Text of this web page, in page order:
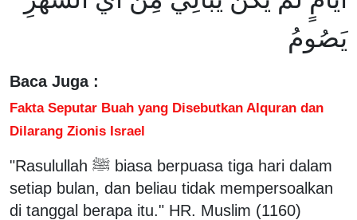
يَصُومُ
Baca Juga :
Fakta Seputar Buah yang Disebutkan Alquran dan
Dilarang Zionis Israel
"Rasulullah ﷺ biasa berpuasa tiga hari dalam
setiap bulan, dan beliau tidak mempersoalkan
di tanggal berapa itu." HR. Muslim (1160)